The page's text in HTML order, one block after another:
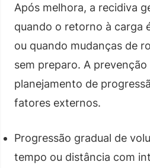
Após melhora, a recidiva
quando o retorno à carga
ou quando mudanças de
sem preparo. A
planejamento de
fatores externos.
Progressão gradual de
tempo ou distância com